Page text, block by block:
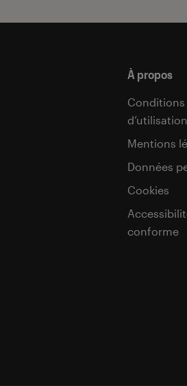
À propos
Conditions
d’utilisation
Mentions
Données
Cookies
conforme